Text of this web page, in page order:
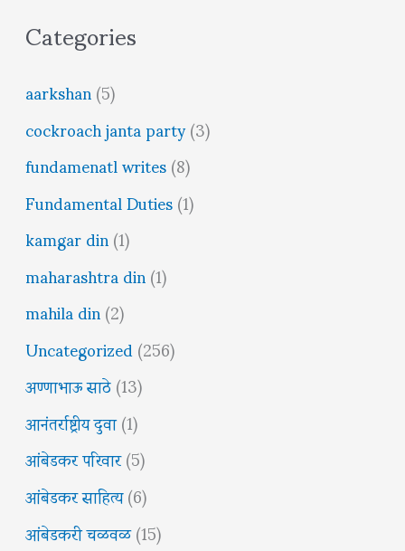
Categories
aarkshan(5)
cockroach janta party(3)
fundamenatl writes(8)
Fundamental Duties(1)
kamgar din(1)
maharashtra din(1)
mahila din(2)
Uncategorized(256)
अण्णाभाऊ साठे(13)
आनंतर्राष्ट्रीय दुवा(1)
आंबेडकर परिवार(5)
आंबेडकर साहित्य(6)
आंबेडकरी चळवळ(15)